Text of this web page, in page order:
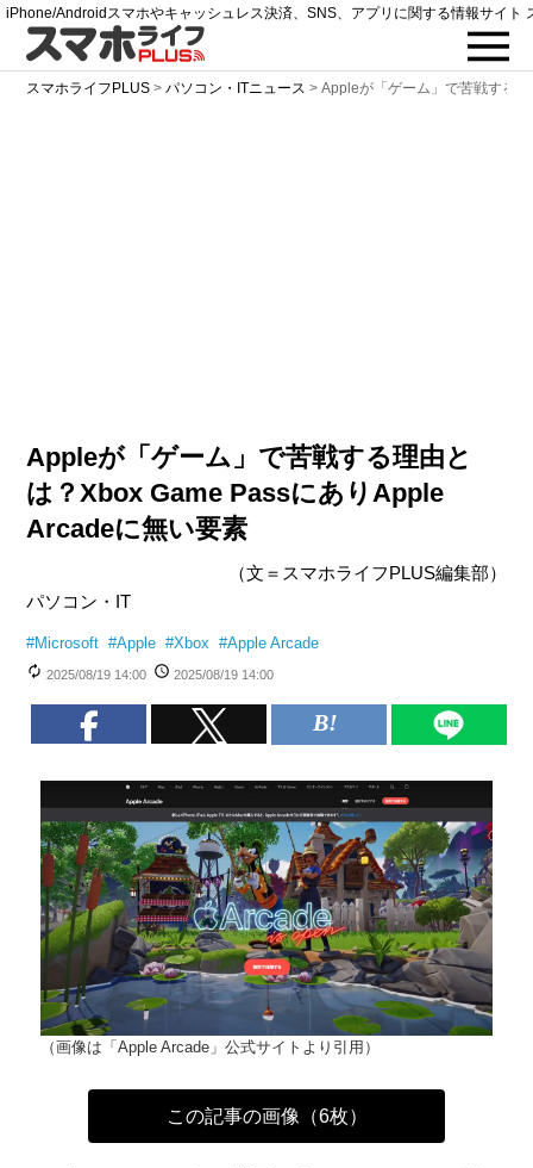
iPhone/Androidスマホやキャッシュレス決済、SNS、アプリに関する情報サイト
スマホライフPLUS >パソコン・ITニュース >Appleが「ゲーム」で苦戦する
Appleが「ゲーム」で苦戦する理由と
は？Xbox Game PassにありApple
Arcadeに無い要素
（文＝スマホライフPLUS編集部）
パソコン・IT
#Microsoft #Apple #Xbox #Apple Arcade
2025/08/19 14:00 2025/08/19 14:00
（画像は「Apple Arcade」公式サイトより引用）
この記事の画像（6枚）